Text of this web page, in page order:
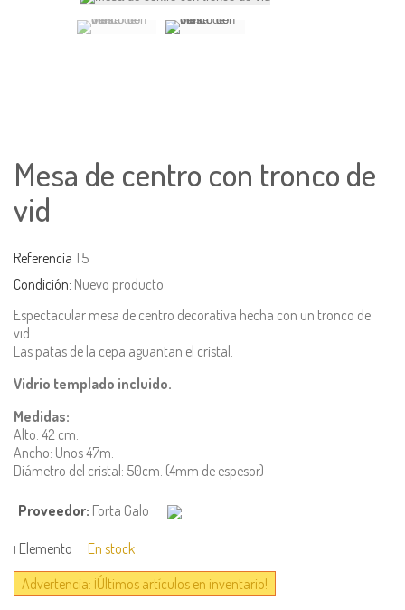
Mesa de centro con tronco de
vid
Referencia T5
Condición: Nuevo producto
Espectacular mesa de centro decorativa hecha con un tronco de
vid.
Las patas de la cepa aguantan el cristal.
Vidrio templado incluido.
Medidas:
Alto: 42 cm.
Ancho: Unos 47m.
Diámetro del cristal: 50cm. (4mm de espesor)
Proveedor: Forta Galo
1 Elemento
En stock
Advertencia: ¡Últimos artículos en inventario!